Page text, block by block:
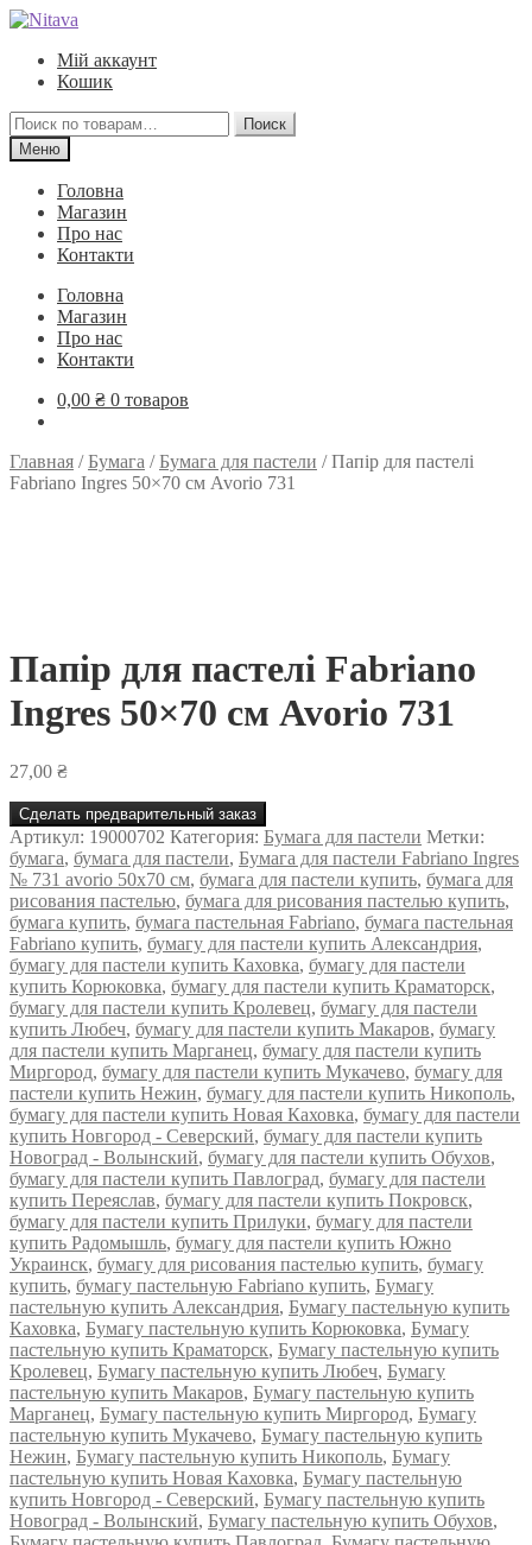
Перейти
навигации
Перейти
содержимому
Мій аккаунт
Кошик
Искать:
Поиск
Меню
Головна
Магазин
Про нас
Контакти
Головна
Магазин
Про нас
Контакти
0,00 ₴ 0 товаров
Главная /Бумага /Бумага для пастели /Папір для пастелі
Fabriano Ingres 50×70 см Avorio 731
Папір для пастелі Fabriano
Ingres 50×70 см Avorio 731
27,00 ₴
Сделать предварительный заказ
Артикул: 19000702 Категория: Бумага для пастели Метки:
бумага, бумага для пастели, Бумага для пастели Fabriano Ingres
№ 731 avorio 50x70 см, бумага для пастели купить, бумага для
рисования пастелью, бумага для рисования пастелью купить,
бумага купить, бумага пастельная Fabriano, бумага пастельная
Fabriano купить, бумагу для пастели купить Александрия,
бумагу для пастели купить Каховка, бумагу для пастели
купить Корюковка, бумагу для пастели купить Краматорск,
бумагу для пастели купить Кролевец, бумагу для пастели
купить Любеч, бумагу для пастели купить Макаров, бумагу
для пастели купить Марганец, бумагу для пастели купить
Миргород, бумагу для пастели купить Мукачево, бумагу для
пастели купить Нежин, бумагу для пастели купить Никополь,
бумагу для пастели купить Новая Каховка, бумагу для пастели
купить Новгород - Северский, бумагу для пастели купить
Новоград - Волынский, бумагу для пастели купить Обухов,
бумагу для пастели купить Павлоград, бумагу для пастели
купить Переяслав, бумагу для пастели купить Покровск,
бумагу для пастели купить Прилуки, бумагу для пастели
купить Радомышль, бумагу для пастели купить Южно
Украинск, бумагу для рисования пастелью купить, бумагу
купить, бумагу пастельную Fabriano купить, Бумагу
пастельную купить Александрия, Бумагу пастельную купить
Каховка, Бумагу пастельную купить Корюковка, Бумагу
пастельную купить Краматорск, Бумагу пастельную купить
Кролевец, Бумагу пастельную купить Любеч, Бумагу
пастельную купить Макаров, Бумагу пастельную купить
Марганец, Бумагу пастельную купить Миргород, Бумагу
пастельную купить Мукачево, Бумагу пастельную купить
Нежин, Бумагу пастельную купить Никополь, Бумагу
пастельную купить Новая Каховка, Бумагу пастельную
купить Новгород - Северский, Бумагу пастельную купить
Новоград - Волынский, Бумагу пастельную купить Обухов,